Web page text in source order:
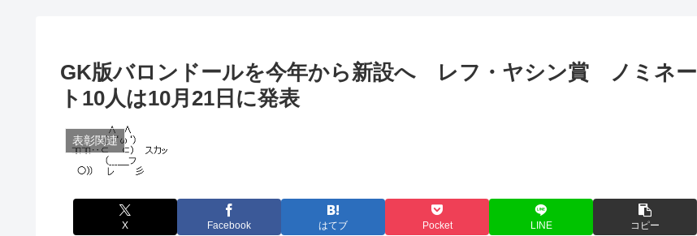
GK版バロンドールを今年から新設へ レフ・ヤシン賞 ノミネー
ト10人は10月21日に発表
表彰関連
X Facebook はてブ Pocket LINE コピー